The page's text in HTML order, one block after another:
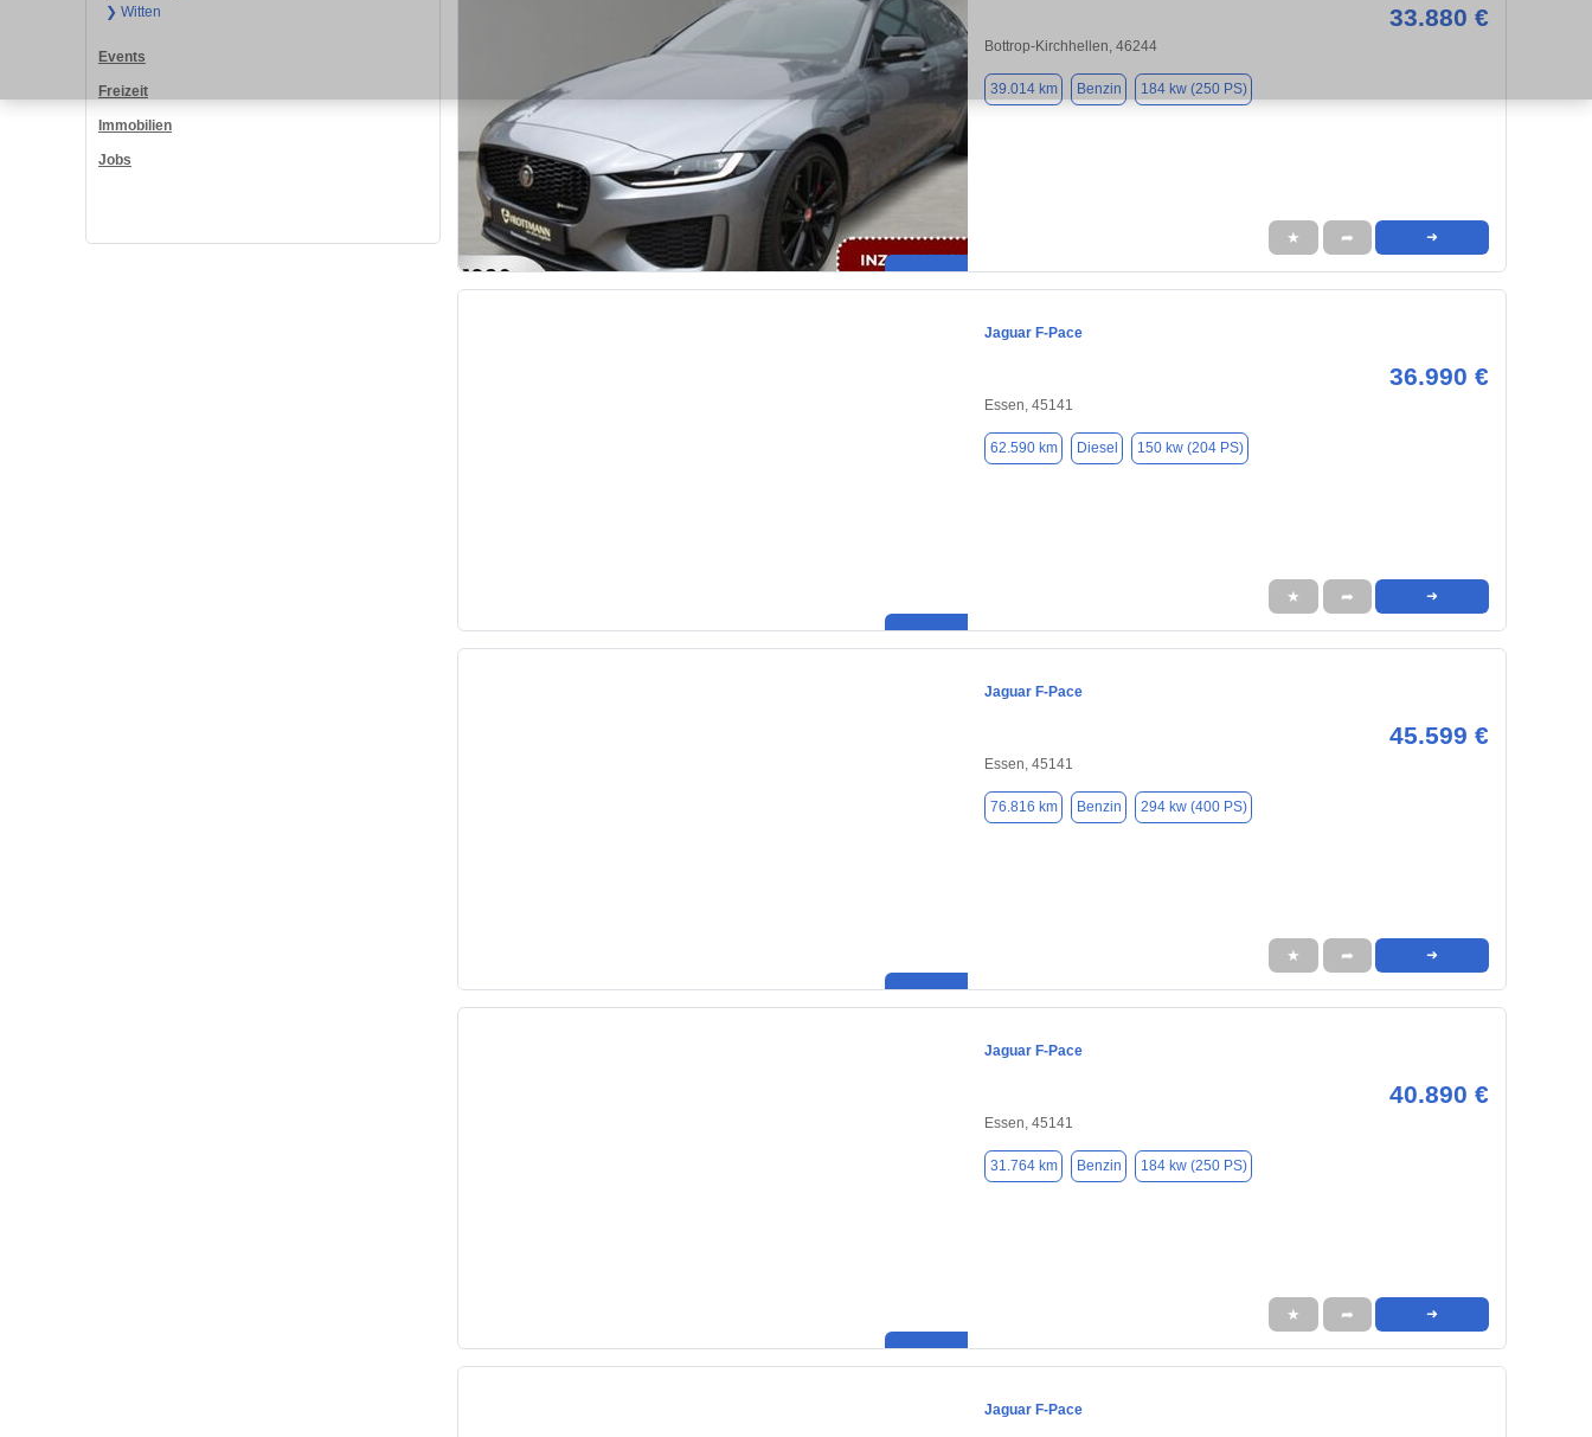
❯ Witten
Events
Freizeit
Immobilien
Jobs
33.880 €
Bottrop-Kirchhellen, 46244
39.014 km Benzin 184 kw (250 PS)
★ ➦ ➜
Jaguar F-Pace
36.990 €
Essen, 45141
62.590 km Diesel 150 kw (204 PS)
★ ➦ ➜
Jaguar F-Pace
45.599 €
Essen, 45141
76.816 km Benzin 294 kw (400 PS)
★ ➦ ➜
Jaguar F-Pace
40.890 €
Essen, 45141
31.764 km Benzin 184 kw (250 PS)
★ ➦ ➜
Jaguar F-Pace